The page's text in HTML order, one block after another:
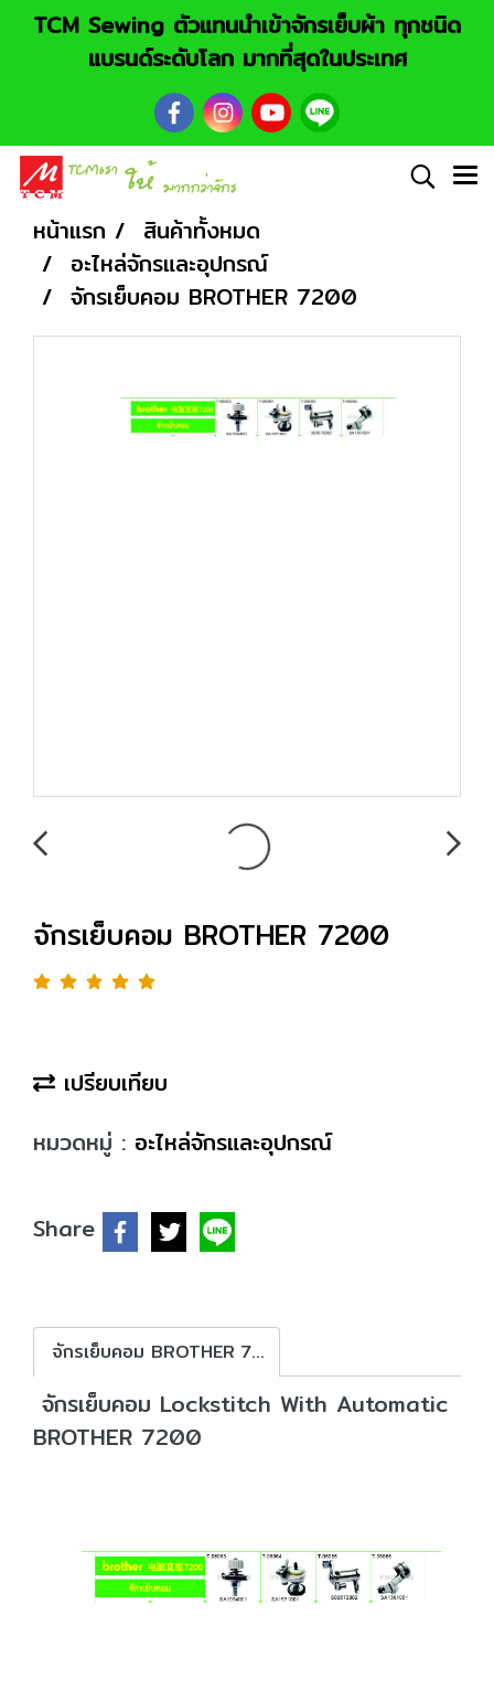
TCM Sewing ตัวแทนนำเข้าจักรเย็บผ้า ทุกชนิด
แบรนด์ระดับโลก มากที่สุดในประเทศ
หน้าแรก
สินค้าทั้งหมด
อะไหล่จักรและอุปกรณ์
จักรเย็บคอม BROTHER 7200
จักรเย็บคอม BROTHER 7200
เปรียบเทียบ
หมวดหมู่ : อะไหล่จักรและอุปกรณ์
Share
จักรเย็บคอม BROTHER 7200
จักรเย็บคอม Lockstitch With Automatic
BROTHER 7200